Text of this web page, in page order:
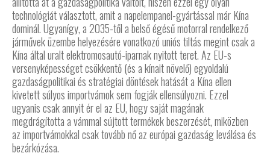
technológiát választott, amit a napelempanel-gyártással már Kína
dominál. Ugyanígy, a 2035-től a belső égésű motorral rendelkező
járművek üzembe helyezésére vonatkozó uniós tiltás megint csak a
Kína által uralt elektromosautó-iparnak nyitott teret. Az EU-s
versenyképességet csökkentő (és a kínait növelő) egyoldalú
gazdaságpolitikai és stratégiai döntések hatását a Kína ellen
kivetett súlyos importvámok sem fogják ellensúlyozni. Ezzel
ugyanis csak annyit ér el az EU, hogy saját magának
megdrágította a vámmal sújtott termékek beszerzését, miközben
az importvámokkal csak tovább nő az európai gazdaság leválása és
bezárkózása.